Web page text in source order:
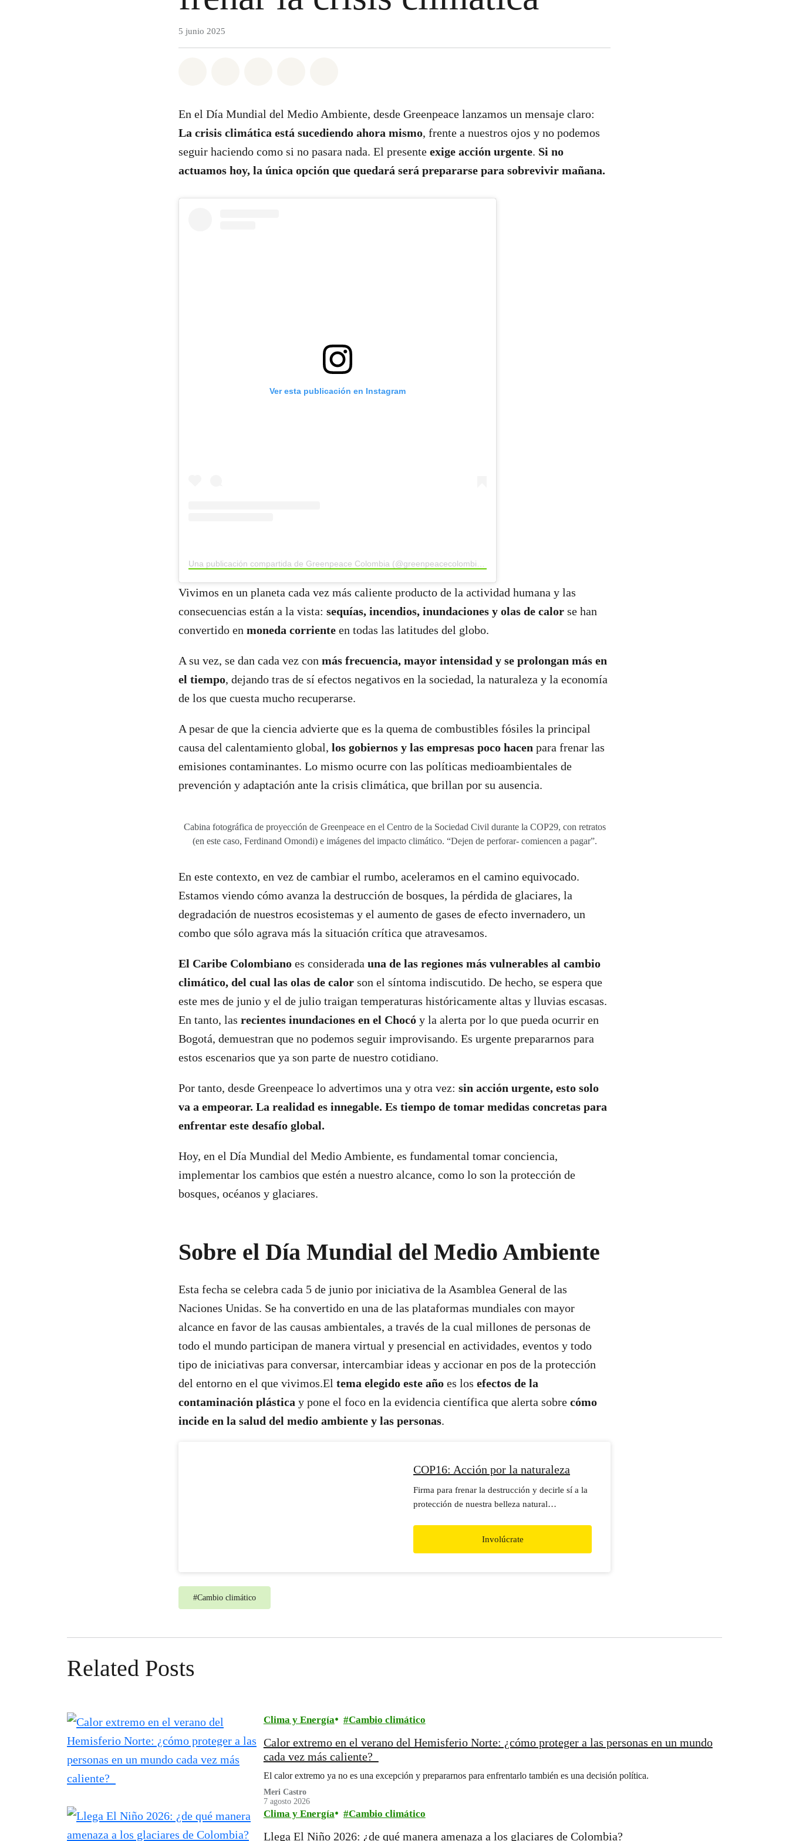
5 junio 2025
En el Día Mundial del Medio Ambiente, desde Greenpeace lanzamos un mensaje claro:
La crisis climática está sucediendo ahora mismo, frente a nuestros ojos y no podemos
seguir haciendo como si no pasara nada. El presente exige acción urgente. Si no
actuamos hoy, la única opción que quedará será prepararse para sobrevivir mañana.
Ver esta publicación en Instagram
Vivimos en un planeta cada vez más caliente producto de la actividad humana y las
consecuencias están a la vista: sequías, incendios, inundaciones y olas de calor se han
convertido en moneda corriente en todas las latitudes del globo.
A su vez, se dan cada vez con más frecuencia, mayor intensidad y se prolongan más en
el tiempo, dejando tras de sí efectos negativos en la sociedad, la naturaleza y la economía
de los que cuesta mucho recuperarse.
A pesar de que la ciencia advierte que es la quema de combustibles fósiles la principal
causa del calentamiento global, los gobiernos y las empresas poco hacen para frenar las
emisiones contaminantes. Lo mismo ocurre con las políticas medioambientales de
prevención y adaptación ante la crisis climática, que brillan por su ausencia.
Cabina fotográfica de proyección de Greenpeace en el Centro de la Sociedad Civil durante la COP29, con retratos
(en este caso, Ferdinand Omondi) e imágenes del impacto climático. “Dejen de perforar- comiencen a pagar”.
En este contexto, en vez de cambiar el rumbo, aceleramos en el camino equivocado.
Estamos viendo cómo avanza la destrucción de bosques, la pérdida de glaciares, la
degradación de nuestros ecosistemas y el aumento de gases de efecto invernadero, un
combo que sólo agrava más la situación crítica que atravesamos.
El Caribe Colombiano es considerada una de las regiones más vulnerables al cambio
climático, del cual las olas de calor son el síntoma indiscutido. De hecho, se espera que
este mes de junio y el de julio traigan temperaturas históricamente altas y lluvias escasas.
En tanto, las recientes inundaciones en el Chocó y la alerta por lo que pueda ocurrir en
Bogotá, demuestran que no podemos seguir improvisando. Es urgente prepararnos para
estos escenarios que ya son parte de nuestro cotidiano.
Por tanto, desde Greenpeace lo advertimos una y otra vez: sin acción urgente, esto solo
va a empeorar. La realidad es innegable. Es tiempo de tomar medidas concretas para
enfrentar este desafío global.
Hoy, en el Día Mundial del Medio Ambiente, es fundamental tomar conciencia,
implementar los cambios que estén a nuestro alcance, como lo son la protección de
bosques, océanos y glaciares.
Sobre el Día Mundial del Medio Ambiente
Esta fecha se celebra cada 5 de junio por iniciativa de la Asamblea General de las
Naciones Unidas. Se ha convertido en una de las plataformas mundiales con mayor
alcance en favor de las causas ambientales, a través de la cual millones de personas de
todo el mundo participan de manera virtual y presencial en actividades, eventos y todo
tipo de iniciativas para conversar, intercambiar ideas y accionar en pos de la protección
del entorno en el que vivimos.El tema elegido este año es los efectos de la
contaminación plástica y pone el foco en la evidencia científica que alerta sobre cómo
incide en la salud del medio ambiente y las personas.
COP16: Acción por la naturaleza
Firma para frenar la destrucción y decirle sí a la
protección de nuestra belleza natural
Involúcrate
#Cambio climático
Related Posts
Clima y Energía Cambio climático
Calor extremo en el verano del Hemisferio Norte: ¿cómo proteger a las personas en un mundo
cada vez más caliente?
El calor extremo ya no es una excepción y prepararnos para enfrentarlo también es una decisión política.
Meri Castro
7 agosto 2026
Clima y Energía Cambio climático
Llega El Niño 2026: ¿de qué manera amenaza a los glaciares de Colombia?